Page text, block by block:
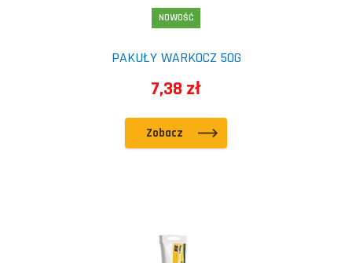
NOWOŚĆ
PAKUŁY WARKOCZ 50G
7,38 zł
Zobacz